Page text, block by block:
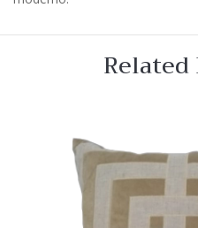
Related